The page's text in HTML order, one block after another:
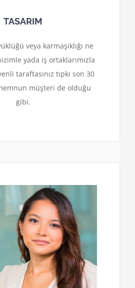
TASARIM
veya karmaşıklığı ne
yada iş ortaklarımızla
taraftasınız tıpkı son 30
müşteri de olduğu
gibi.